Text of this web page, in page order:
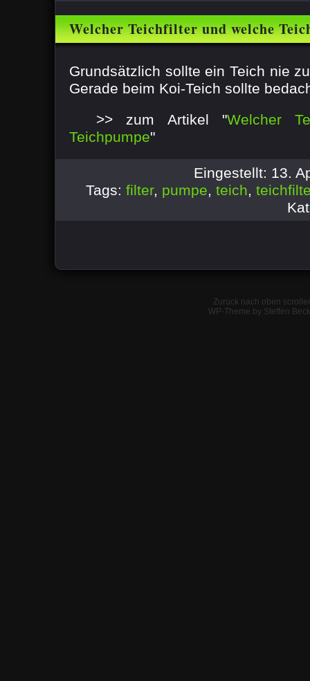
Welcher Teichfilter und welche
Grundsätzlich sollte ein Teich nie
Gerade beim Koi-Teich sollte
>> zum Artikel "Welcher
Teichpumpe"
Eingestellt: 13.
Tags: filter, pumpe, teich,
Zurück nach oben
WP-Theme by Steffen